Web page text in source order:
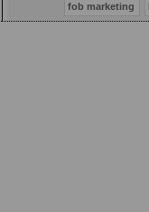
fob marketing